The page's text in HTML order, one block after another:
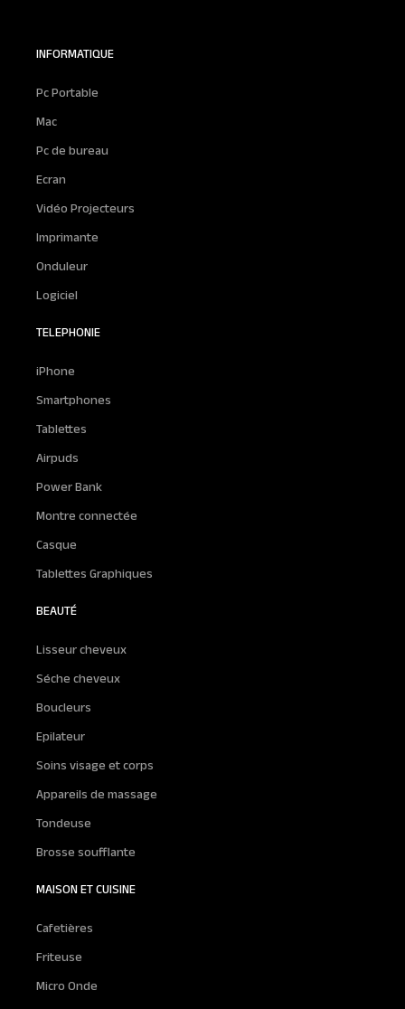
INFORMATIQUE
Pc Portable
Mac
Pc de bureau
Ecran
Vidéo Projecteurs
Imprimante
Onduleur
Logiciel
TELEPHONIE
iPhone
Smartphones
Tablettes
Airpuds
Power Bank
Montre connectée
Casque
Tablettes Graphiques
BEAUTÉ
Lisseur cheveux
Séche cheveux
Boucleurs
Epilateur
Soins visage et corps
Appareils de massage
Tondeuse
Brosse soufflante
MAISON ET CUISINE
Cafetières
Friteuse
Micro Onde